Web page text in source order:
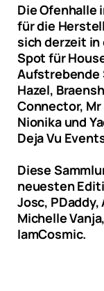
Die Ofenhalle
für die
sich derzeit in
Spot für
Aufstrebende
Hazel,
Connector,
Nionika und
Deja Vu
Diese
neuesten
Josc, PDaddy,
Michelle
IamCosmic.